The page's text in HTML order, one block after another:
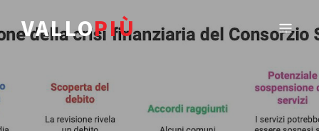
VALLOPIÙ